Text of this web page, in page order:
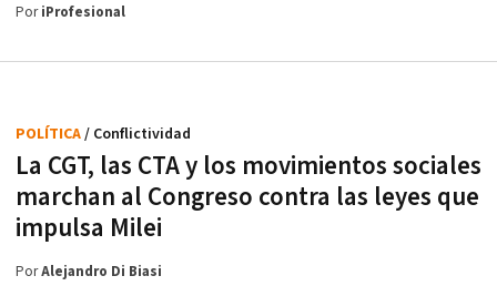
PoriProfesional
La CGT, las CTA y los movimientos sociales
marchan al Congreso contra las leyes que
impulsa Milei
POLÍTICA/ Conflictividad
PorAlejandro Di Biasi